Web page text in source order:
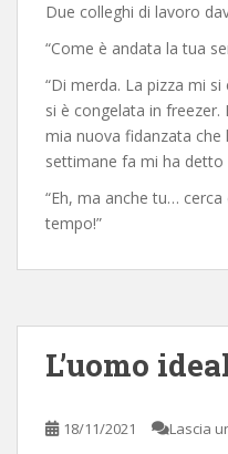
Due colleghi di lavoro
“Come è andata la tua
“Di merda. La pizza mi
si è congelata in freezer.
mia nuova fidanzata
settimane fa mi ha detto
“Eh, ma anche tu…
tempo!”
L’uomo
18/11/2021 Lascia